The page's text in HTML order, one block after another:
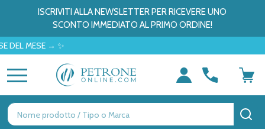
ISCRIVITI ALLA NEWSLETTER PER RICEVERE UNO
SCONTO IMMEDIATO AL PRIMO ORDINE!
MESE → ✨
Ricerca